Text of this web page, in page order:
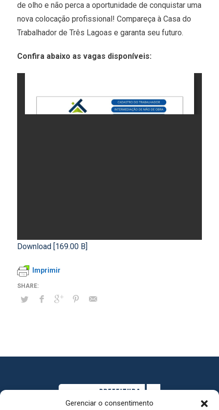
Gerenciar o consentimento
de olho e não perca a oportunidade de conquistar uma
nova colocação profissional! Compareça à Casa do
Trabalhador de Três Lagoas e garanta seu futuro.
Confira abaixo as vagas disponíveis:
Download [169.00 B]
Imprimir